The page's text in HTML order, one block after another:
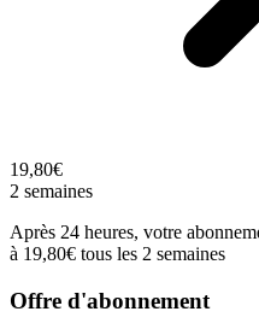
19,80€
2 semaines
Après 24 heures, votre
à 19,80€ tous les 2 semaines
Offre d'abonnement